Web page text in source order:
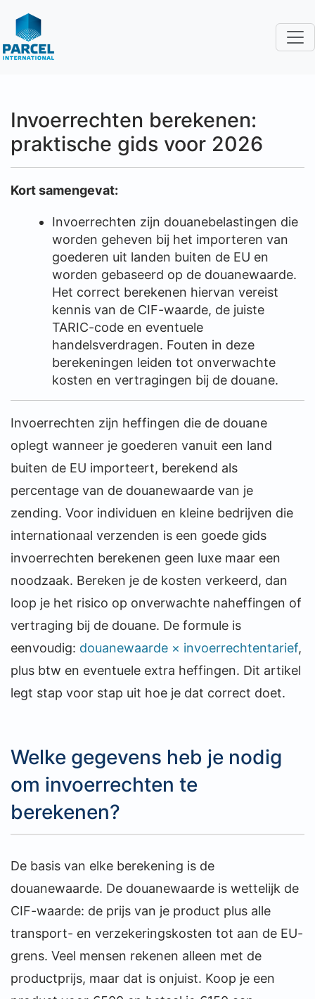
Invoerrechten berekenen:
praktische gids voor 2026
Kort samengevat:
Invoerrechten zijn douanebelastingen die
worden geheven bij het importeren van
goederen uit landen buiten de EU en
worden gebaseerd op de douanewaarde.
Het correct berekenen hiervan vereist
kennis van de CIF-waarde, de juiste
TARIC-code en eventuele
handelsverdragen. Fouten in deze
berekeningen leiden tot onverwachte
kosten en vertragingen bij de douane.
Invoerrechten zijn heffingen die de douane
oplegt wanneer je goederen vanuit een land
buiten de EU importeert, berekend als
percentage van de douanewaarde van je
zending. Voor individuen en kleine bedrijven die
internationaal verzenden is een goede gids
invoerrechten berekenen geen luxe maar een
noodzaak. Bereken je de kosten verkeerd, dan
loop je het risico op onverwachte naheffingen of
vertraging bij de douane. De formule is
eenvoudig: douanewaarde × invoerrechtentarief,
plus btw en eventuele extra heffingen. Dit artikel
legt stap voor stap uit hoe je dat correct doet.
Welke gegevens heb je nodig
om invoerrechten te
berekenen?
De basis van elke berekening is de
douanewaarde. De douanewaarde is wettelijk de
CIF-waarde: de prijs van je product plus alle
transport- en verzekeringskosten tot aan de EU-
grens. Veel mensen rekenen alleen met de
productprijs, maar dat is onjuist. Koop je een